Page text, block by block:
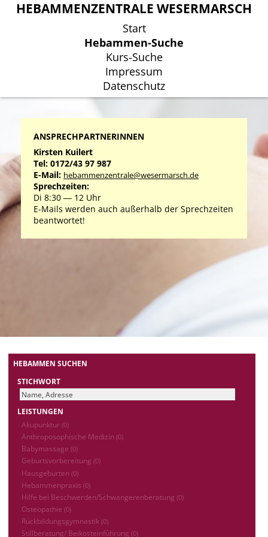
HEBAMMENZENTRALE WESERMARSCH
Start
Hebammen-Suche
Kurs-Suche
Impressum
Datenschutz
HEBAMMENZENTRALE WESERMARSCH
Start
Hebammen-Suche
Kurs-Suche
Impressum
Datenschutz
ANSPRECHPARTNERINNEN
Kirsten Kuilert
Tel: 0172/43 97 987
E-Mail: hebammenzentrale@wesermarsch.de
Sprechzeiten:
Di 8:30 ― 12 Uhr
E-Mails werden auch außerhalb der Sprechzeiten
beantwortet!
HEBAMMEN SUCHEN
STICHWORT
LEISTUNGEN
Akupunktur (0)
Anthroposophische Medizin (0)
Babymassage (0)
Geburtsvorbereitung (0)
Hausgeburten (0)
Hebammenpraxis (0)
Hilfe bei Beschwerden/Schwangerenberatung (0)
Osteopathie (0)
Rückbildungsgymnastik (0)
Stillberatung/ Beikosteinführung (0)